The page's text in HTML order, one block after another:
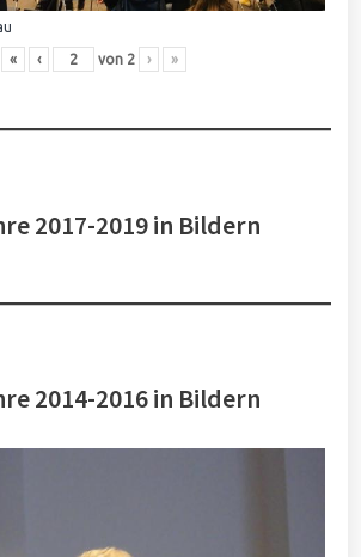
« ‹ von 2 › »
2017-2019 in Bildern
2014-2016 in Bildern